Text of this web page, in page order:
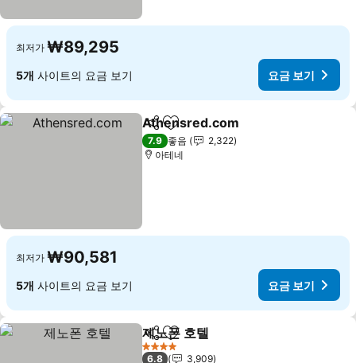
최저가 ₩89,295
5개 사이트의 요금 보기 요금 보기
공유 즐겨찾기에 추가
Athensred.com
7.9 좋음
2,322
아테네
최저가 ₩90,581
5개 사이트의 요금 보기 요금 보기
공유 즐겨찾기에 추가
제노폰 호텔
4 성급
6.8
3,909